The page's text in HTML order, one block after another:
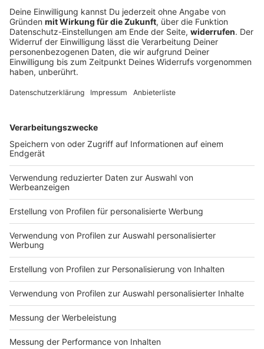
Iran stellt neue Forderungen an USA zur
Straße von Hormus
Die Verhandlungen zwischen dem Iran und Oman
sollen auf der Zielgeraden sein. Nun stellt Teheran
dürften.
DEINE GEMERKTEN ARTIKEL
Du hast dir noch keine Artikel gemerkt
Impressum Newsletter